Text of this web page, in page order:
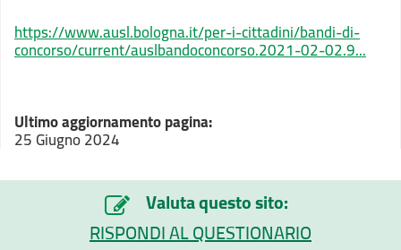
https://www.ausl.bologna.it/per-i-cittadini/bandi-di-
concorso/current/auslbandoconcorso.2021-02-02.9...
Ultimo aggiornamento pagina:
25 Giugno 2024
Valuta questo sito:
RISPONDI AL QUESTIONARIO